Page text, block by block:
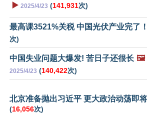
▶️ 2025/4/23 (141,931次)
最高课3521%关税 中国光伏产业完了！
次)
中国失业问题大爆发! 苦日子还很长 🖼️
2025/4/23 (140,422次)
北京准备抛出习近平 更大政治动荡即
(16,056次)